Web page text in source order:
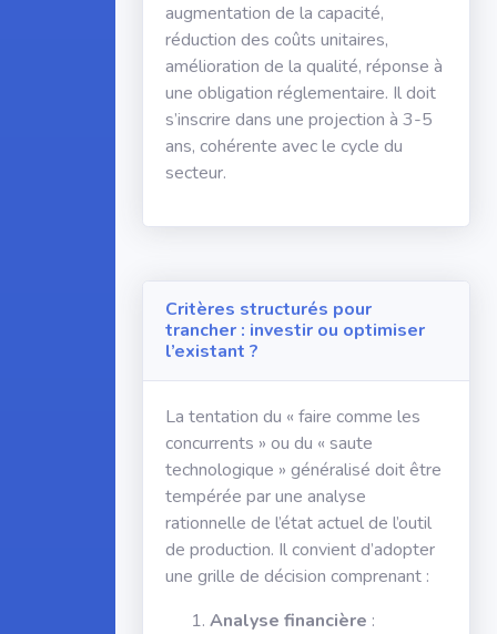
augmentation de la capacité,
réduction des coûts unitaires,
amélioration de la qualité, réponse à
une obligation réglementaire. Il doit
s’inscrire dans une projection à 3-5
ans, cohérente avec le cycle du
secteur.
Critères structurés pour
trancher : investir ou optimiser
l’existant ?
La tentation du « faire comme les
concurrents » ou du « saute
technologique » généralisé doit être
tempérée par une analyse
rationnelle de l’état actuel de l’outil
de production. Il convient d’adopter
une grille de décision comprenant :
Analyse financière :